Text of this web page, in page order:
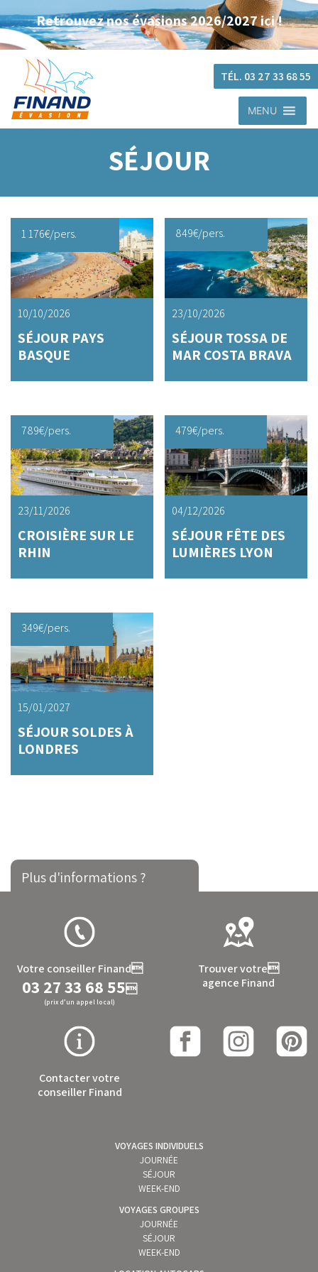
Retrouvez nos évasions 2026/2027 ici !
TÉL. 03 27 33 68 55
MENU
SÉJOUR
1 176€/pers.
10/10/2026
SÉJOUR PAYS
BASQUE
849€/pers.
23/10/2026
SÉJOUR TOSSA DE
MAR COSTA BRAVA
789€/pers.
23/11/2026
CROISIÈRE SUR LE
RHIN
479€/pers.
04/12/2026
SÉJOUR FÊTE DES
LUMIÈRES LYON
349€/pers.
15/01/2027
SÉJOUR SOLDES À
LONDRES
Plus d'informations ?
Votre conseiller Finand
03 27 33 68 55
(prix d’un appel local)
Trouver votre
agence Finand
Contacter votre
conseiller Finand
VOYAGES INDIVIDUELS
JOURNÉE
SÉJOUR
WEEK-END
VOYAGES GROUPES
JOURNÉE
SÉJOUR
WEEK-END